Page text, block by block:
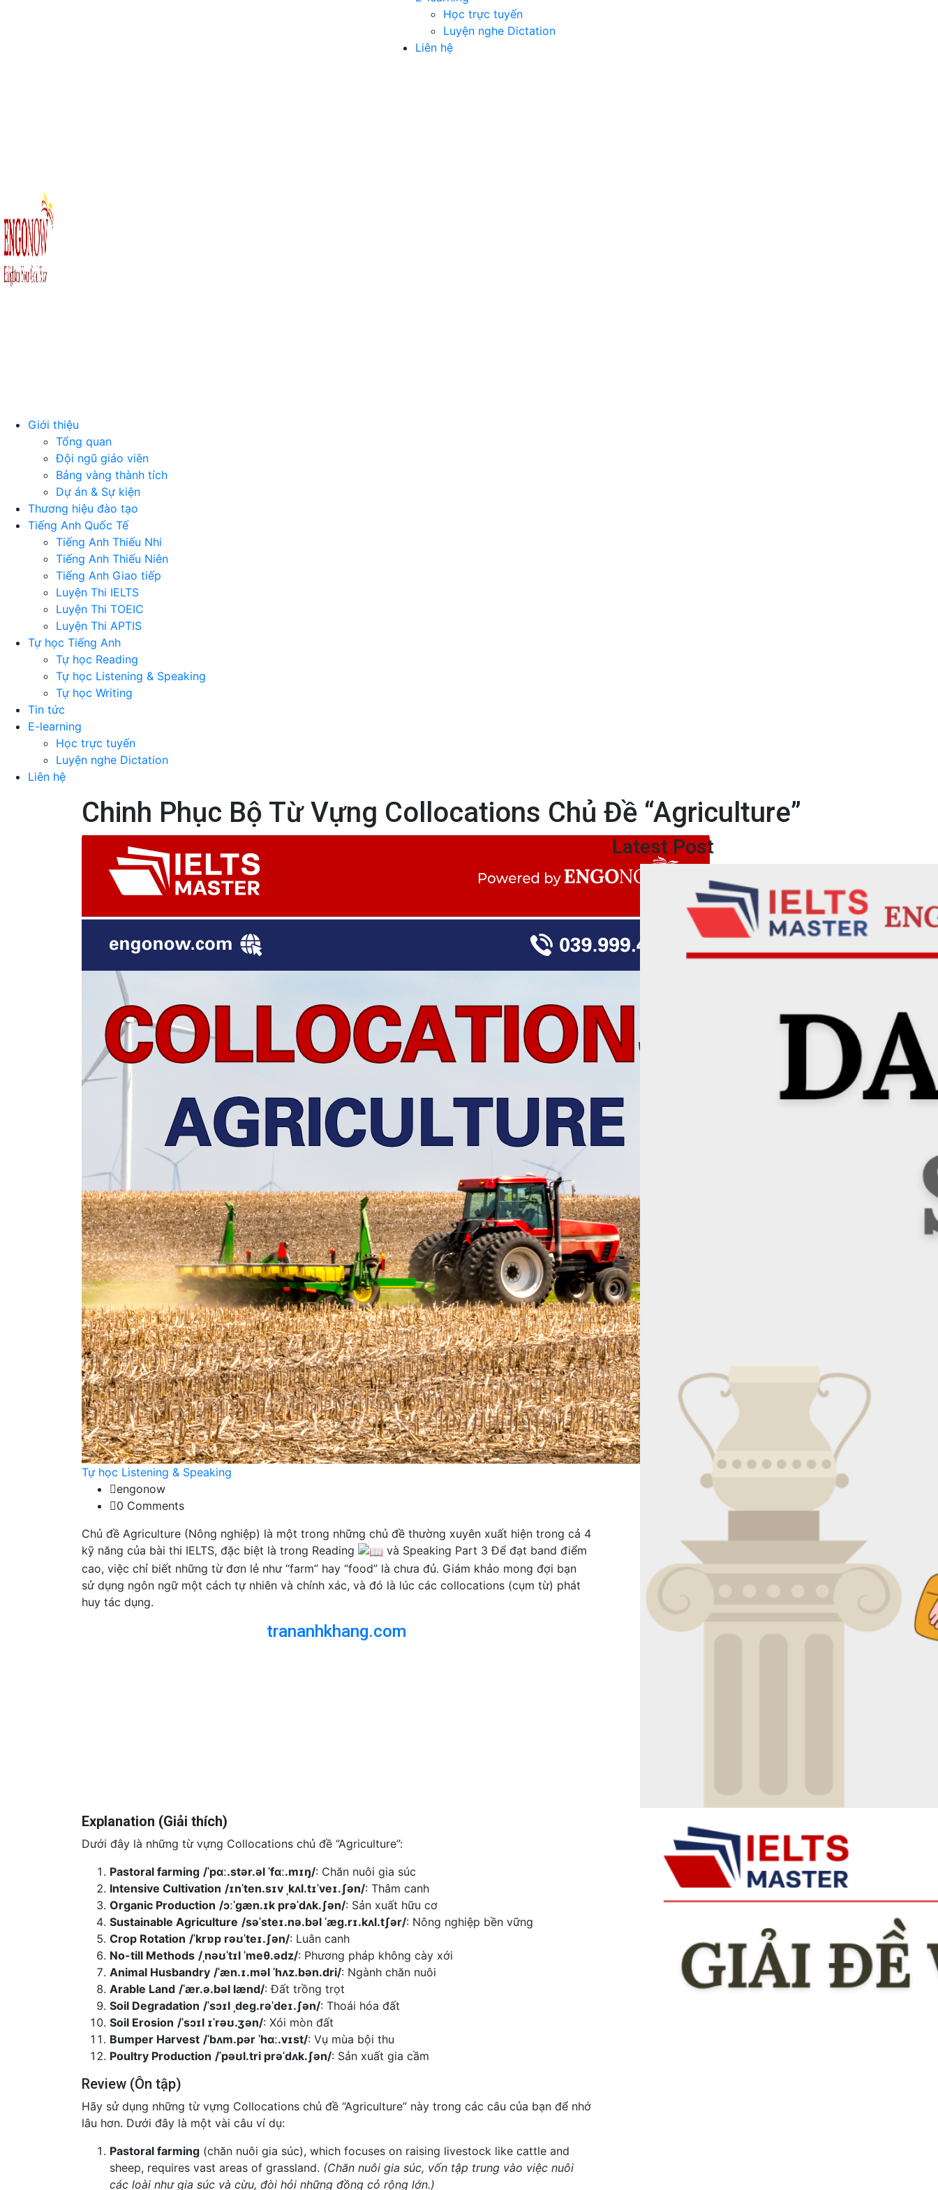
Học trực tuyến
Luyện nghe Dictation
Liên hệ
Giới thiệu
Tổng quan
Đội ngũ giáo viên
Bảng vàng thành tích
Dự án & Sự kiện
Thương hiệu đào tạo
Tiếng Anh Quốc Tế
Tiếng Anh Thiếu Nhi
Tiếng Anh Thiếu Niên
Tiếng Anh Giao tiếp
Luyện Thi IELTS
Luyện Thi TOEIC
Luyện Thi APTIS
Tự học Tiếng Anh
Tự học Reading
Tự học Listening & Speaking
Tự học Writing
Tin tức
E-learning
Học trực tuyến
Luyện nghe Dictation
Liên hệ
Chinh Phục Bộ Từ Vựng Collocations Chủ Đề “Agriculture”
Tự học Listening & Speaking
engonow
0 Comments
Chủ đề Agriculture (Nông nghiệp) là một trong những chủ đề thường xuyên xuất hiện trong cả 4
kỹ năng của bài thi IELTS, đặc biệt là trong Reading
và Speaking Part 3 Để đạt band điểm
cao, việc chỉ biết những từ đơn lẻ như “farm” hay “food” là chưa đủ. Giám khảo mong đợi bạn
sử dụng ngôn ngữ một cách tự nhiên và chính xác, và đó là lúc các collocations (cụm từ) phát
huy tác dụng.
trananhkhang.com
Explanation (Giải thích)
Dưới đây là những từ vựng Collocations chủ đề “Agriculture”:
Pastoral farming /ˈpɑː.stər.əl ˈfɑː.mɪŋ/: Chăn nuôi gia súc
Intensive Cultivation /ɪnˈten.sɪv ˌkʌl.tɪˈveɪ.ʃən/: Thâm canh
Organic Production /ɔːˈɡæn.ɪk prəˈdʌk.ʃən/: Sản xuất hữu cơ
Sustainable Agriculture /səˈsteɪ.nə.bəl ˈæɡ.rɪ.kʌl.tʃər/: Nông nghiệp bền vững
Crop Rotation /ˈkrɒp rəʊˈteɪ.ʃən/: Luân canh
No-till Methods /ˌnəʊˈtɪl ˈmeθ.ədz/: Phương pháp không cày xới
Animal Husbandry /ˈæn.ɪ.məl ˈhʌz.bən.dri/: Ngành chăn nuôi
Arable Land /ˈær.ə.bəl lænd/: Đất trồng trọt
Soil Degradation /ˈsɔɪl ˌdeɡ.rəˈdeɪ.ʃən/: Thoái hóa đất
Soil Erosion /ˈsɔɪl ɪˈrəʊ.ʒən/: Xói mòn đất
Bumper Harvest /ˈbʌm.pər ˈhɑː.vɪst/: Vụ mùa bội thu
Poultry Production /ˈpəʊl.tri prəˈdʌk.ʃən/: Sản xuất gia cầm
Review (Ôn tập)
Hãy sử dụng những từ vựng Collocations chủ đề “Agriculture” này trong các câu của bạn để nhớ
lâu hơn. Dưới đây là một vài câu ví dụ:
Pastoral farming (chăn nuôi gia súc), which focuses on raising livestock like cattle and
sheep, requires vast areas of grassland. (Chăn nuôi gia súc, vốn tập trung vào việc nuôi
các loài như gia súc và cừu, đòi hỏi những đồng cỏ rộng lớn.)
Latest Post